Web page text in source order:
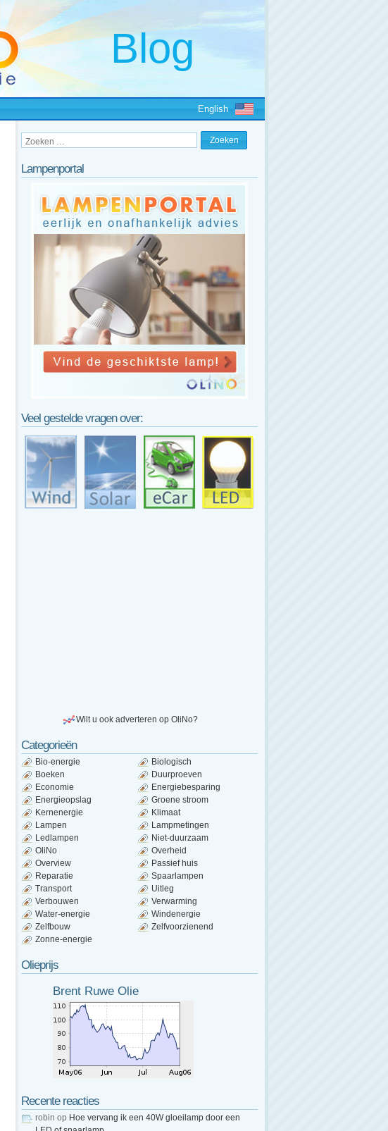
English
Lampenportal
Veel gestelde vragen over:
Wilt u ook adverteren op OliNo?
Categorieën
Bio-energie
Biologisch
Boeken
Duurproeven
Economie
Energiebesparing
Energieopslag
Groene stroom
Kernenergie
Klimaat
Lampen
Lampmetingen
Ledlampen
Niet-duurzaam
OliNo
Overheid
Overview
Passief huis
Reparatie
Spaarlampen
Transport
Uitleg
Verbouwen
Verwarming
Water-energie
Windenergie
Zelfbouw
Zelfvoorzienend
Zonne-energie
Olieprijs
Brent Ruwe Olie
Recente reacties
robin op Hoe vervang ik een 40W gloeilamp door een